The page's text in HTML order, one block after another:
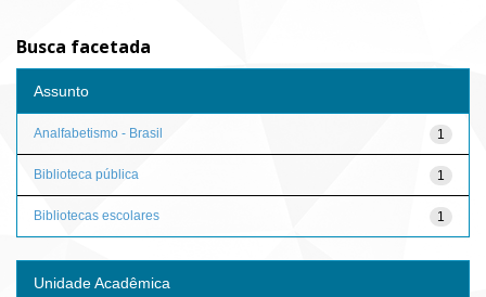
Busca facetada
Assunto
1
Analfabetismo - Brasil
1
Biblioteca pública
1
Bibliotecas escolares
Unidade Acadêmica